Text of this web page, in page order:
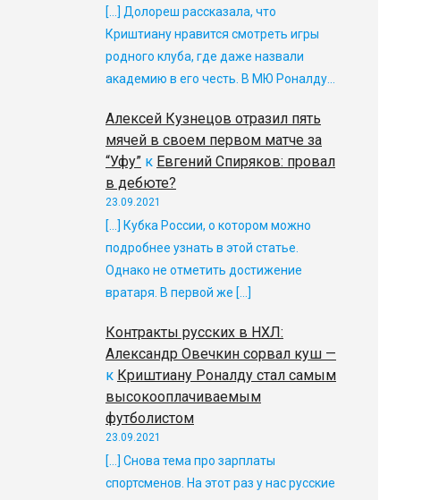
[…] Долореш рассказала, что
Криштиану нравится смотреть игры
родного клуба, где даже назвали
академию в его честь. В МЮ Роналду…
Алексей Кузнецов отразил пять
мячей в своем первом матче за
“Уфу” к Евгений Спиряков: провал
в дебюте?
23.09.2021
[…] Кубка России, о котором можно
подробнее узнать в этой статье.
Однако не отметить достижение
вратаря. В первой же […]
Контракты русских в НХЛ:
Александр Овечкин сорвал куш —
к Криштиану Роналду стал самым
высокооплачиваемым
футболистом
23.09.2021
[…] Снова тема про зарплаты
спортсменов. На этот раз у нас русские